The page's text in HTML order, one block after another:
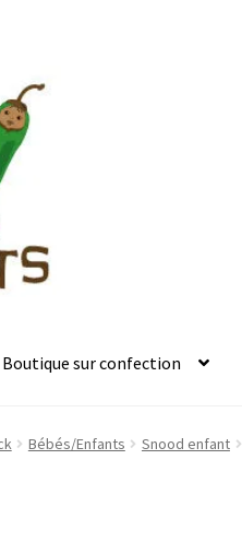
Boutique sur confection
Bébés/Enfants Snood enfant